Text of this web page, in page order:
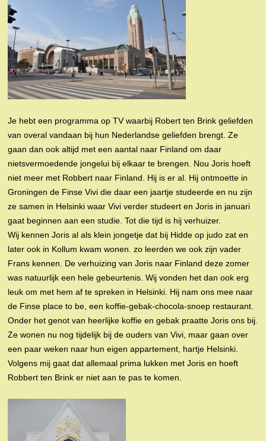
Je hebt een programma op TV waarbij Robert ten Brink geliefden
van overal vandaan bij hun Nederlandse geliefden brengt. Ze
gaan dan ook altijd met een aantal naar Finland om daar
nietsvermoedende jongelui bij elkaar te brengen. Nou Joris hoeft
niet meer met Robbert naar Finland. Hij is er al. Hij ontmoette in
Groningen de Finse Vivi die daar een jaartje studeerde en nu zijn
ze samen in Helsinki waar Vivi verder studeert en Joris in januari
gaat beginnen aan een studie. Tot die tijd is hij verhuizer.
Wij kennen Joris al als klein jongetje dat bij Hidde op judo zat en
later ook in Kollum kwam wonen. zo leerden we ook zijn vader
Frans kennen. De verhuizing van Joris naar Finland deze zomer
was natuurlijk een hele gebeurtenis. Wij vonden het dan ook erg
leuk om met hem af te spreken in Helsinki. Hij nam ons mee naar
de Finse place to be, een koffie-gebak-chocola-snoep restaurant.
Onder het genot van heerlijke koffie en gebak praatte Joris ons bij.
Ze wonen nu nog tijdelijk bij de ouders van Vivi, maar gaan over
een paar weken naar hun eigen appartement, hartje Helsinki.
Volgens mij gaat dat allemaal prima lukken met Joris en hoeft
Robbert ten Brink er niet aan te pas te komen.